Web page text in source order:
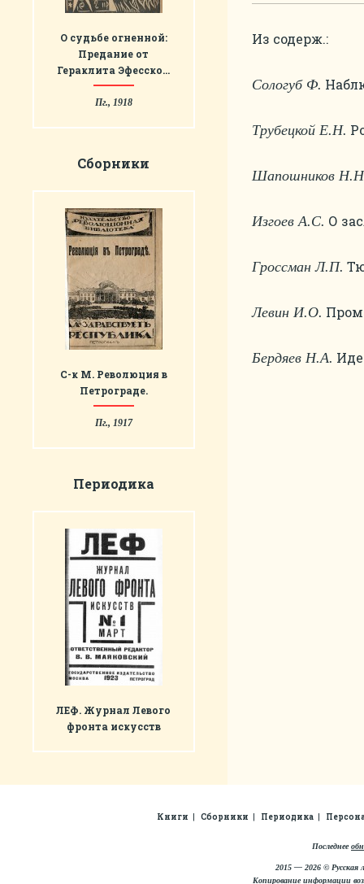
О судьбе огненной:
Предание от
Гераклита Эфесско…
Пг., 1918
Сборники
С-к М. Революция в
Петрограде.
Пг., 1917
Периодика
ЛЕФ. Журнал Левого
фронта искусств
Из содерж.:
Сологуб Ф.
Трубецкой Е.Н.
Шапошников
Изгоев А.С. О
Гроссман Л.П.
Левин И.О.
Бердяев Н.А.
Книги Сборники Периодика
Последнее
2015 — 2026 © Русская
Копирование информации